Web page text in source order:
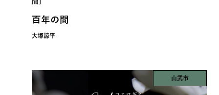
百年の問
大塚諒平
山武市